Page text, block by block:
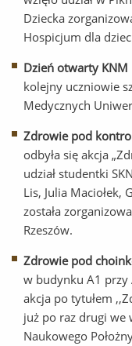
Dziecka
Hospicjum dla
Dzień otwarty KNM
kolejny uczniowie
Medycznych
Zdrowie pod
odbyła się akcja
udział studentki
Lis, Julia Maciołek,
została
Rzeszów.
Zdrowie pod
w budynku A1 przy
akcja po tytułem
już po raz drugi we
Naukowego